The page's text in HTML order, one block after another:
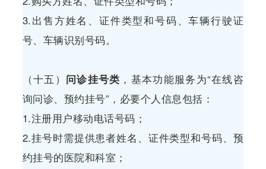
3.出售方姓名、证件类型和号码、车辆行驶证
号、车辆识别号码。
（十五） 问诊挂号类 ，基本功能服务为“在线咨
询问诊、预约挂号”，必要个人信息包括：
1.注册用户移动电话号码；
2.挂号时需提供患者姓名、证件类型和号码、预
约挂号的医院和科室；